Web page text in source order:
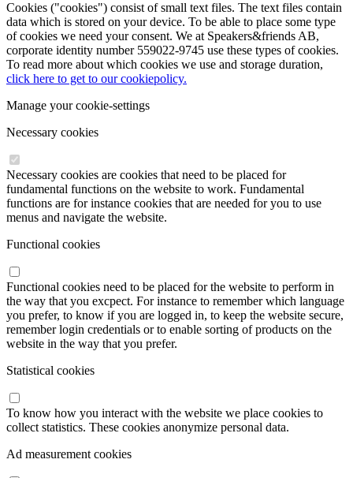
Cookies ("cookies") consist of small text files. The text files contain
data which is stored on your device. To be able to place some type
of cookies we need your consent. We at Speakers&friends AB,
corporate identity number 559022-9745 use these types of cookies.
To read more about which cookies we use and storage duration,
click here to get to our cookiepolicy.
Manage your cookie-settings
Necessary cookies
Necessary cookies are cookies that need to be placed for
fundamental functions on the website to work. Fundamental
functions are for instance cookies that are needed for you to use
menus and navigate the website.
Functional cookies
Functional cookies need to be placed for the website to perform in
the way that you excpect. For instance to remember which language
you prefer, to know if you are logged in, to keep the website secure,
remember login credentials or to enable sorting of products on the
website in the way that you prefer.
Statistical cookies
To know how you interact with the website we place cookies to
collect statistics. These cookies anonymize personal data.
Ad measurement cookies